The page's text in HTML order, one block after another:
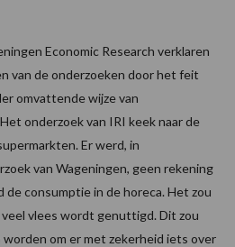
Economic Research verklaren
van de onderzoeken door het feit
omvattende wijze van
onderzoek van IRI keek naar de
Er werd, in
van Wageningen, geen rekening
consumptie in de horeca. Het zou
vlees wordt genuttigd. Dit zou
om er met zekerheid iets over